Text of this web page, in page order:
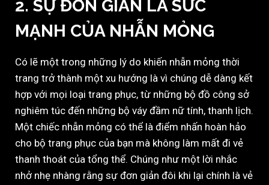
2. SỰ ĐƠN GIẢN LÀ SỨC
MẠNH CỦA NHẪN MỎNG
Có lẽ một trong những lý do khiến nhẫn mỏng thời
trang trở thành một xu hướng là vì chúng dễ dàng kết
hợp với mọi loại trang phục, từ những bộ đồ công sở
nghiêm túc đến những bộ váy đầm nữ tính, thanh lịch.
Một chiếc nhẫn mỏng có thể là điểm nhấn hoàn hảo
cho bộ trang phục của bạn mà không làm mất đi vẻ
thanh thoát của tổng thể. Chúng như một lời nhắc
nhở nhẹ nhàng rằng sự đơn giản đôi khi lại chính là vẻ